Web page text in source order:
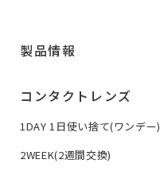
製品情報
コンタクトレンズ
1DAY 1日使い捨て(ワンデー)
2WEEK(2週間交換)